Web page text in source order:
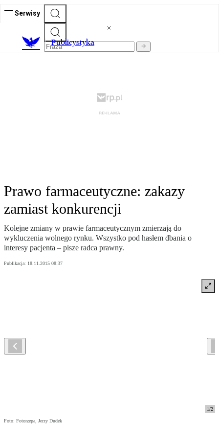
Serwisy
Publicystyka
Prawo farmaceutyczne: zakazy
zamiast konkurencji
Kolejne zmiany w prawie farmaceutycznym zmierzają do
wykluczenia wolnego rynku. Wszystko pod hasłem dbania o
interesy pacjenta – pisze radca prawny.
Publikacja: 18.11.2015 08:37
1/2
Foto: Fotorzepa, Jerzy Dudek